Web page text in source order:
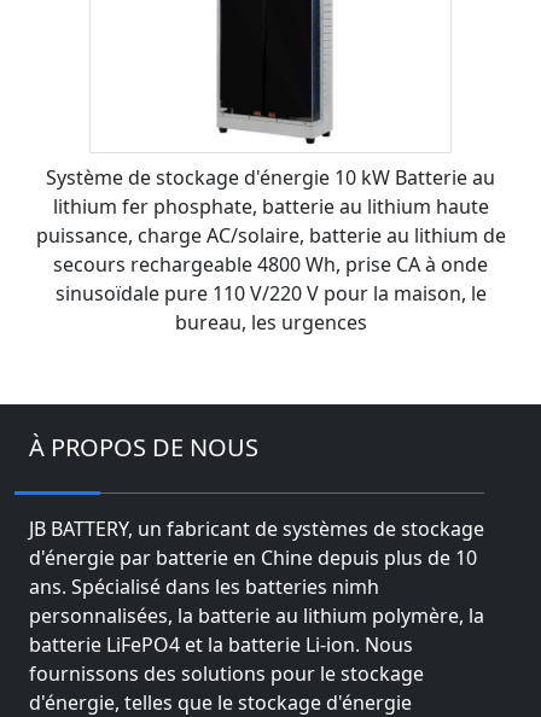
Système de stockage d'énergie 10 kW Batterie au
lithium fer phosphate, batterie au lithium haute
puissance, charge AC/solaire, batterie au lithium de
secours rechargeable 4800 Wh, prise CA à onde
sinusoïdale pure 110 V/220 V pour la maison, le
bureau, les urgences
À PROPOS DE NOUS
JB BATTERY, un fabricant de systèmes de stockage
d'énergie par batterie en Chine depuis plus de 10
ans. Spécialisé dans les batteries nimh
personnalisées, la batterie au lithium polymère, la
batterie LiFePO4 et la batterie Li-ion. Nous
fournissons des solutions pour le stockage
d'énergie, telles que le stockage d'énergie